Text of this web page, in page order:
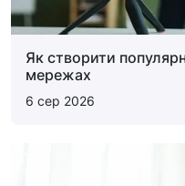
Як створити
мережах
6 сер 2026